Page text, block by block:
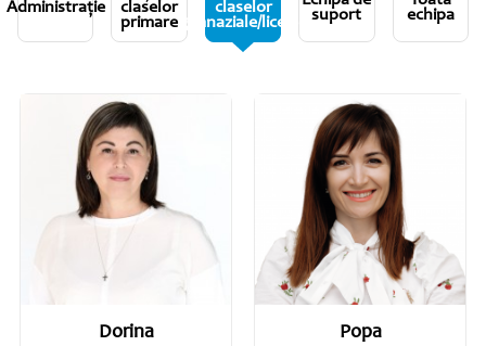
Administrație
claselor
primare
claselor
gimnaziale/liceale
suport
echipa
Dorina
Popa